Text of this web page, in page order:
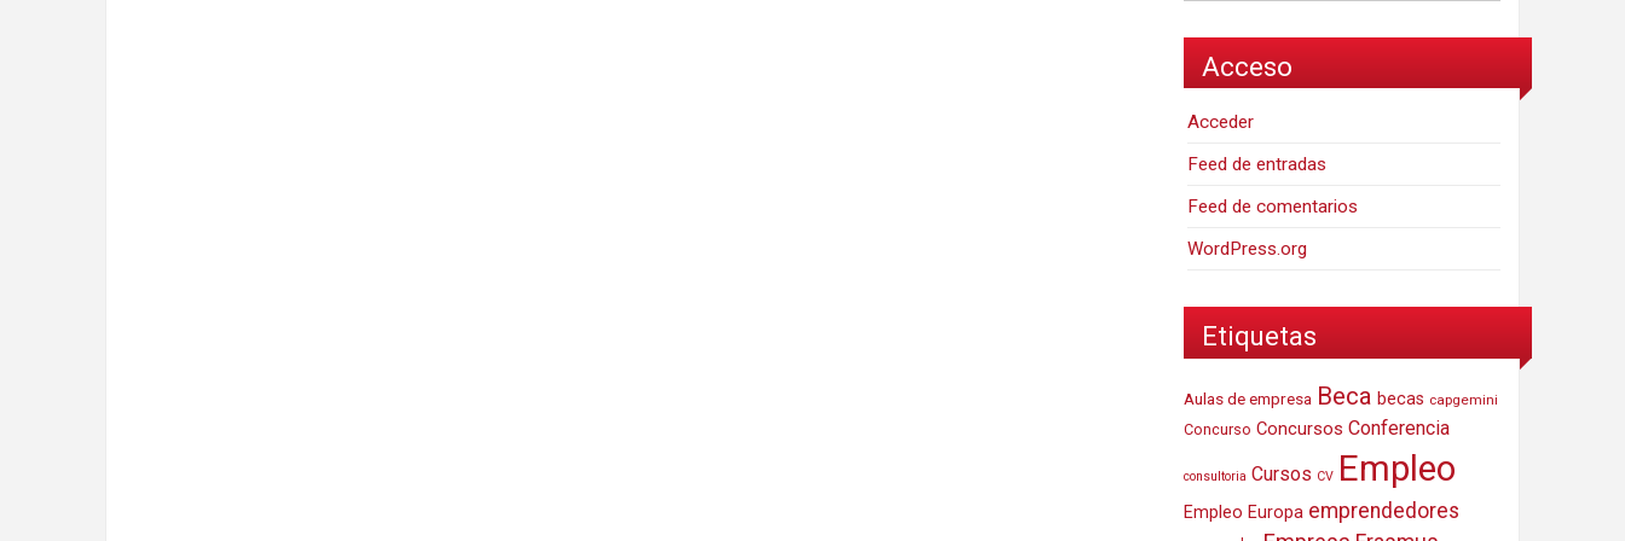
Acceso
Acceder
Feed de entradas
Feed de comentarios
WordPress.org
Etiquetas
Aulas de empresa Beca becas capgemini
Concurso Concursos Conferencia
consultoria Cursos CV Empleo
Empleo Europa emprendedores